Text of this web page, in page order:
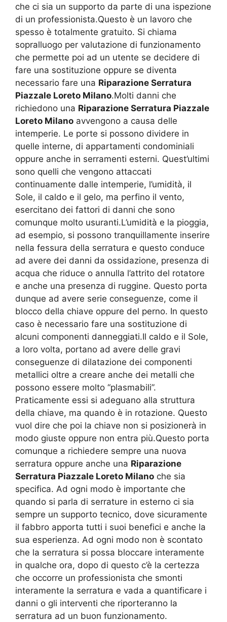
che ci sia un supporto da parte di una ispezione
di un professionista.Questo è un lavoro che
spesso è totalmente gratuito. Si chiama
sopralluogo per valutazione di funzionamento
che permette poi ad un utente se decidere di
fare una sostituzione oppure se diventa
necessario fare una Riparazione Serratura
Piazzale Loreto Milano.Molti danni che
richiedono una Riparazione Serratura Piazzale
Loreto Milano avvengono a causa delle
intemperie. Le porte si possono dividere in
quelle interne, di appartamenti condominiali
oppure anche in serramenti esterni. Quest’ultimi
sono quelli che vengono attaccati
continuamente dalle intemperie, l’umidità, il
Sole, il caldo e il gelo, ma perfino il vento,
esercitano dei fattori di danni che sono
comunque molto usuranti.L’umidità e la pioggia,
ad esempio, si possono tranquillamente inserire
nella fessura della serratura e questo conduce
ad avere dei danni da ossidazione, presenza di
acqua che riduce o annulla l’attrito del rotatore
e anche una presenza di ruggine. Questo porta
dunque ad avere serie conseguenze, come il
blocco della chiave oppure del perno. In questo
caso è necessario fare una sostituzione di
alcuni componenti danneggiati.Il caldo e il Sole,
a loro volta, portano ad avere delle gravi
conseguenze di dilatazione dei componenti
metallici oltre a creare anche dei metalli che
possono essere molto “plasmabili”.
Praticamente essi si adeguano alla struttura
della chiave, ma quando è in rotazione. Questo
vuol dire che poi la chiave non si posizionerà in
modo giuste oppure non entra più.Questo porta
comunque a richiedere sempre una nuova
serratura oppure anche una Riparazione
Serratura Piazzale Loreto Milano che sia
specifica. Ad ogni modo è importante che
quando si parla di serrature in esterno ci sia
sempre un supporto tecnico, dove sicuramente
il fabbro apporta tutti i suoi benefici e anche la
sua esperienza. Ad ogni modo non è scontato
che la serratura si possa bloccare interamente
in qualche ora, dopo di questo c’è la certezza
che occorre un professionista che smonti
interamente la serratura e vada a quantificare i
danni o gli interventi che riporteranno la
serratura ad un buon funzionamento.